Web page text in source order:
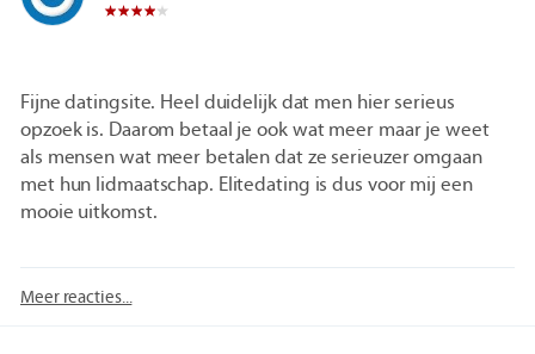
Fijne datingsite. Heel duidelijk dat men hier serieus
opzoek is. Daarom betaal je ook wat meer maar je weet
als mensen wat meer betalen dat ze serieuzer omgaan
met hun lidmaatschap. Elitedating is dus voor mij een
mooie uitkomst.
Meer reacties...